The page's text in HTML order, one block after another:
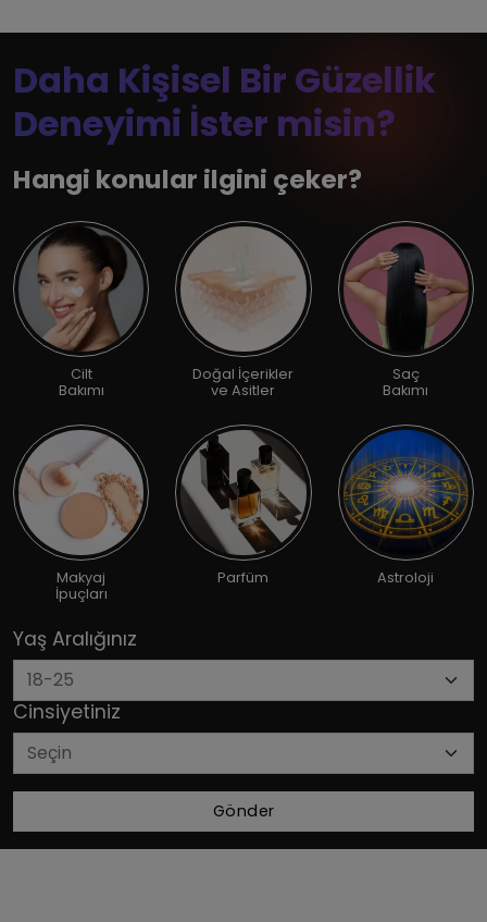
Daha Kişisel Bir Güzellik
Deneyimi İster misin?
Hangi konular ilgini çeker?
Cilt
Bakımı
Doğal İçerikler
ve Asitler
Saç
Bakımı
Makyaj
İpuçları
Parfüm Astroloji
Yaş Aralığınız
Cinsiyetiniz
Gönder